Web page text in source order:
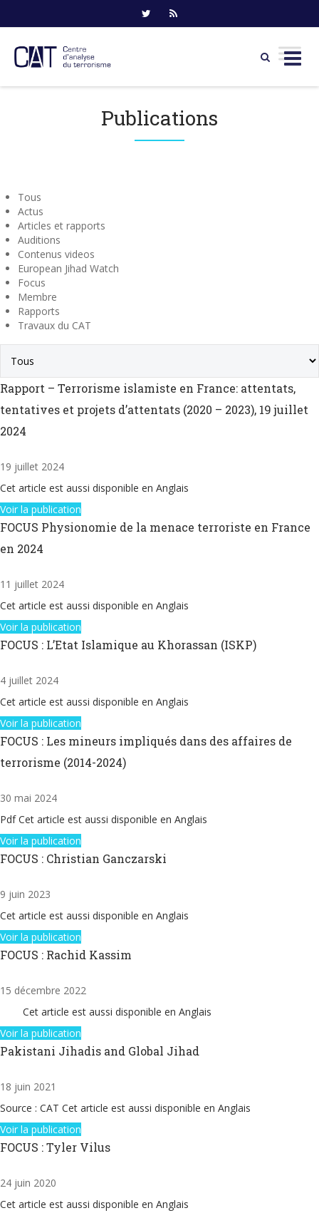
Publications
Tous
Actus
Articles et rapports
Auditions
Contenus videos
European Jihad Watch
Focus
Membre
Rapports
Travaux du CAT
Rapport – Terrorisme islamiste en France: attentats,
tentatives et projets d’attentats (2020 – 2023), 19 juillet
2024
19 juillet 2024
Cet article est aussi disponible en Anglais
Voir la publication
FOCUS Physionomie de la menace terroriste en France
en 2024
11 juillet 2024
Cet article est aussi disponible en Anglais
Voir la publication
FOCUS : L’Etat Islamique au Khorassan (ISKP)
4 juillet 2024
Cet article est aussi disponible en Anglais
Voir la publication
FOCUS : Les mineurs impliqués dans des affaires de
terrorisme (2014-2024)
30 mai 2024
Pdf Cet article est aussi disponible en Anglais
Voir la publication
FOCUS : Christian Ganczarski
9 juin 2023
Cet article est aussi disponible en Anglais
Voir la publication
FOCUS : Rachid Kassim
15 décembre 2022
Cet article est aussi disponible en Anglais
Voir la publication
Pakistani Jihadis and Global Jihad
18 juin 2021
Source : CAT Cet article est aussi disponible en Anglais
Voir la publication
FOCUS : Tyler Vilus
24 juin 2020
Cet article est aussi disponible en Anglais